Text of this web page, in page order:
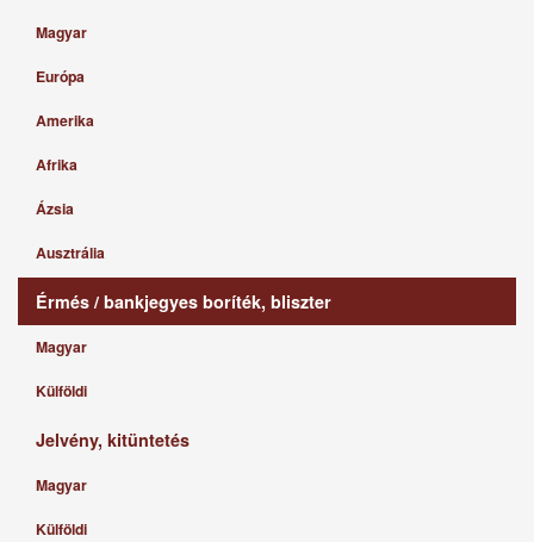
Magyar
Európa
Amerika
Afrika
Ázsia
Ausztrália
Érmés / bankjegyes boríték, bliszter
Magyar
Külföldi
Jelvény, kitüntetés
Magyar
Külföldi